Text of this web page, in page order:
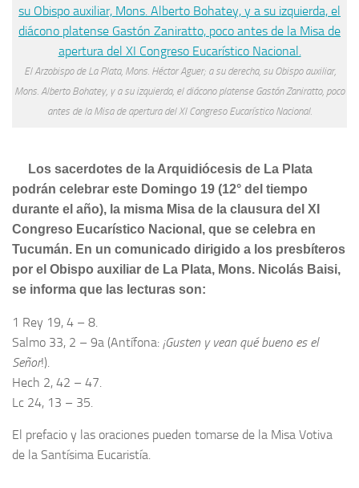
El Arzobispo de La Plata, Mons. Héctor Aguer; a su derecha, su Obispo auxiliar,
Mons. Alberto Bohatey, y a su izquierda, el diácono platense Gastón Zaniratto, poco
antes de la Misa de apertura del XI Congreso Eucarístico Nacional.
Los sacerdotes de la Arquidiócesis de La Plata
podrán celebrar este Domingo 19 (12° del tiempo
durante el año), la misma Misa de la clausura del XI
Congreso Eucarístico Nacional, que se celebra en
Tucumán. En un comunicado dirigido a los presbíteros
por el Obispo auxiliar de La Plata, Mons. Nicolás Baisi,
se informa que las lecturas son:
1 Rey 19, 4 – 8.
Salmo 33, 2 – 9a (Antífona: ¡Gusten y vean qué bueno es el
Señor!).
Hech 2, 42 – 47.
Lc 24, 13 – 35.
El prefacio y las oraciones pueden tomarse de la Misa Votiva
de la Santísima Eucaristía.